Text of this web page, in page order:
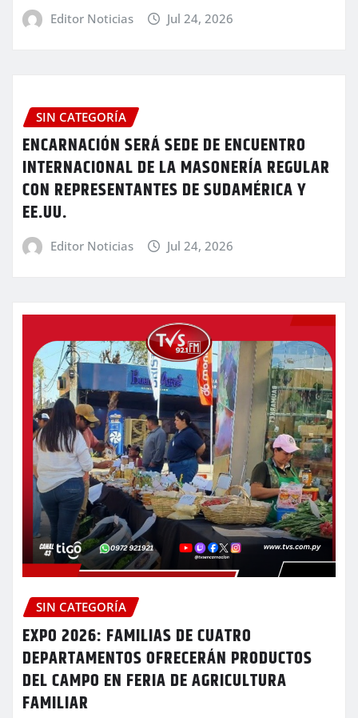
Editor Noticias Jul 24, 2026
SIN CATEGORÍA
ENCARNACIÓN SERÁ SEDE DE ENCUENTRO
INTERNACIONAL DE LA MASONERÍA REGULAR
CON REPRESENTANTES DE SUDAMÉRICA Y
EE.UU.
Editor Noticias Jul 24, 2026
SIN CATEGORÍA
EXPO 2026: FAMILIAS DE CUATRO
DEPARTAMENTOS OFRECERÁN PRODUCTOS
DEL CAMPO EN FERIA DE AGRICULTURA
FAMILIAR